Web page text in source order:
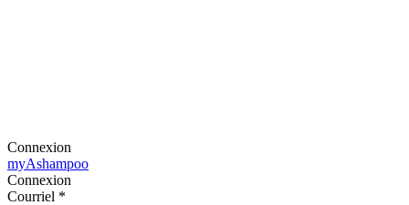
Connexion
myAshampoo
Connexion
Courriel *